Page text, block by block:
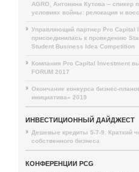
AGRO, Антонина Кутова –
условиях войны: релокация и
Управляющий партнер Pro Capital
присоединилась к проведению
Student Business Idea Competition
Компания Pro Capital Investment
FORUM 2017
Окончание конкурса бизнес-
инициатива» 2019
ИНВЕСТИЦИОННЫЙ ДАЙДЖЕСТ
Дешевые кредиты 5-7-9. Краткий
собственного бизнеса
КОНФЕРЕНЦИИ PCG